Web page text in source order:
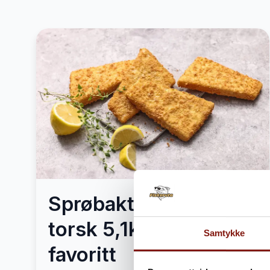
Samtykke
Sprøbakt Luksus
torsk 5,1kg – Mors
favoritt